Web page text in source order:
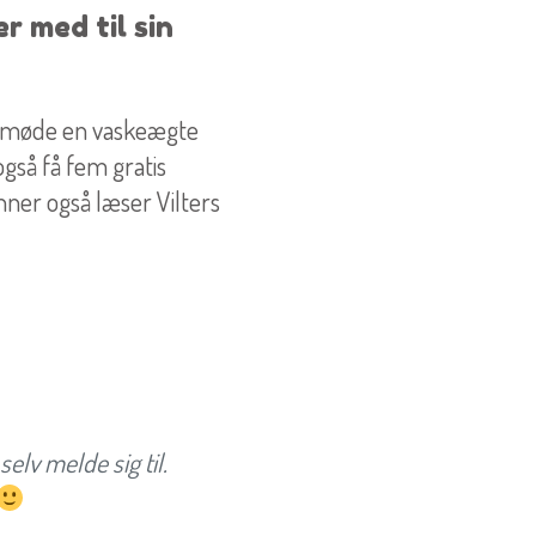
med til sin
en vaskeægte
få fem gratis
også læser Vilters
melde sig til.